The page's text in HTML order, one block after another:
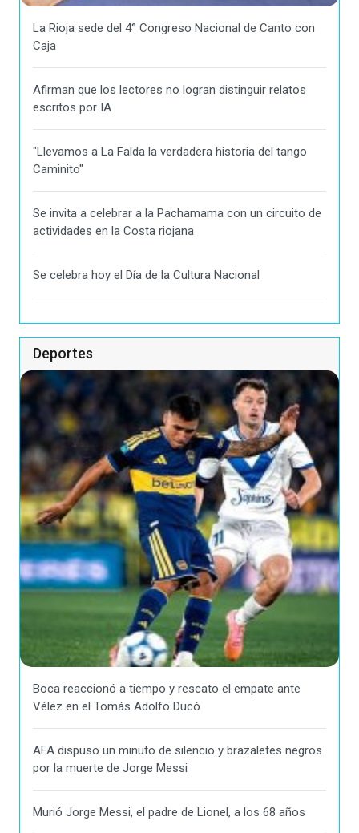
La Rioja sede del 4° Congreso Nacional de Canto con
Caja
Afirman que los lectores no logran distinguir relatos
escritos por IA
"Llevamos a La Falda la verdadera historia del tango
Caminito"
Se invita a celebrar a la Pachamama con un circuito de
actividades en la Costa riojana
Se celebra hoy el Día de la Cultura Nacional
Deportes
Boca reaccionó a tiempo y rescato el empate ante
Vélez en el Tomás Adolfo Ducó
AFA dispuso un minuto de silencio y brazaletes negros
por la muerte de Jorge Messi
Murió Jorge Messi, el padre de Lionel, a los 68 años